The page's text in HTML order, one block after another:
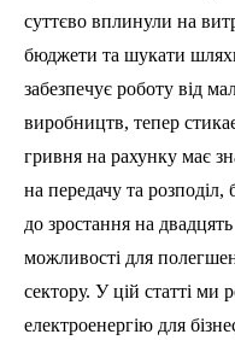
суттєво вплинули на
бюджети та шукати
забезпечує роботу від
виробництв, тепер
гривня на рахунку має
на передачу та розподіл,
до зростання на двадцять
можливості для
сектору. У цій статті ми
електроенергію для